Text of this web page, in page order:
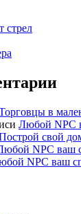
стрел
в
Любой NPC
свой
NPC ваш
NPC ваш